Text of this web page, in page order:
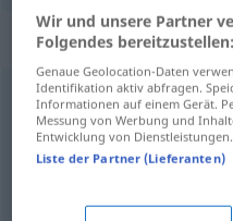
Synonyme
harmonisch
verträglich,gewaltlos,sanft
Wir und unsere Partner
Folgendes bereitzustellen:
Genaue Geolocation-Daten
Identifikation aktiv abfragen.
Informationen auf einem Gerät.
Messung von Werbung und
Entwicklung von Dienstleistungen.
Liste der Partner (Lieferanten)